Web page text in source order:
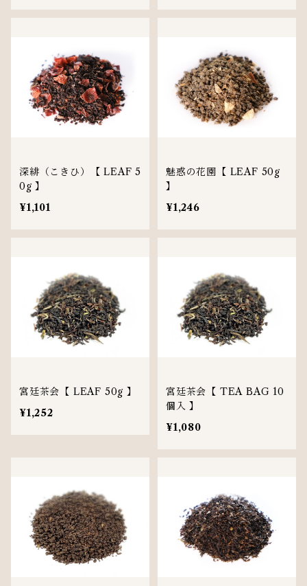
深緋（こきひ）【 LEAF 5
0g 】
¥1,101
魅惑の花園【 LEAF 50g
】
¥1,246
宮廷茶会【 LEAF 50g 】
¥1,252
宮廷茶会【 TEA BAG 10
個入 】
¥1,080